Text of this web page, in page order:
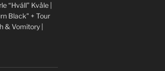
“Hváll” Kvåle |
Black" + Tour
& Vomitory |